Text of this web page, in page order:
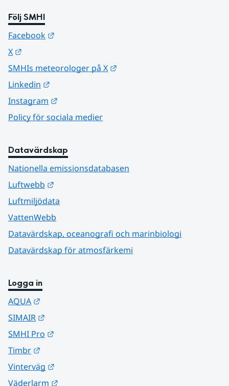
Följ SMHI
Facebook
X
SMHIs meteorologer på X
Linkedin
Instagram
Policy för sociala medier
Datavärdskap
Nationella emissionsdatabasen
Luftwebb
Luftmiljödata
VattenWebb
Datavärdskap, oceanografi och marinbiologi
Datavärdskap för atmosfärkemi
Logga in
AQUA
SIMAIR
SMHI Pro
Timbr
Vinterväg
Väderlarm